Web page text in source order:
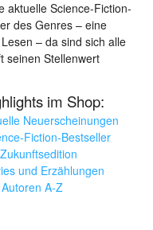
aktuelle Science-Fiction-
des Genres – eine
– da sind sich alle
seinen Stellenwert
im Shop:
Neuerscheinungen
Fiction-Bestseller
und Erzählungen
A-Z